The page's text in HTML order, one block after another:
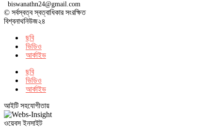
biswanathn24@gmail.com
© সর্বস্বত্ব স্বত্বাধিকার সংরক্ষিত
বিশ্বনাথনিউজ২৪
ছবি
ভিডিও
আর্কাইভ
ছবি
ভিডিও
আর্কাইভ
আইটি সহযোগীতায়
ওয়েবস ইনসাইট